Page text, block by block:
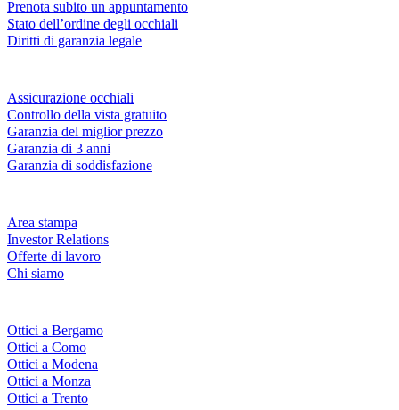
Prenota subito un appuntamento
Stato dell’ordine degli occhiali
Diritti di garanzia legale
Assicurazione occhiali
Controllo della vista gratuito
Garanzia del miglior prezzo
Garanzia di 3 anni
Garanzia di soddisfazione
Area stampa
Investor Relations
Offerte di lavoro
Chi siamo
Ottici a Bergamo
Ottici a Como
Ottici a Modena
Ottici a Monza
Ottici a Trento